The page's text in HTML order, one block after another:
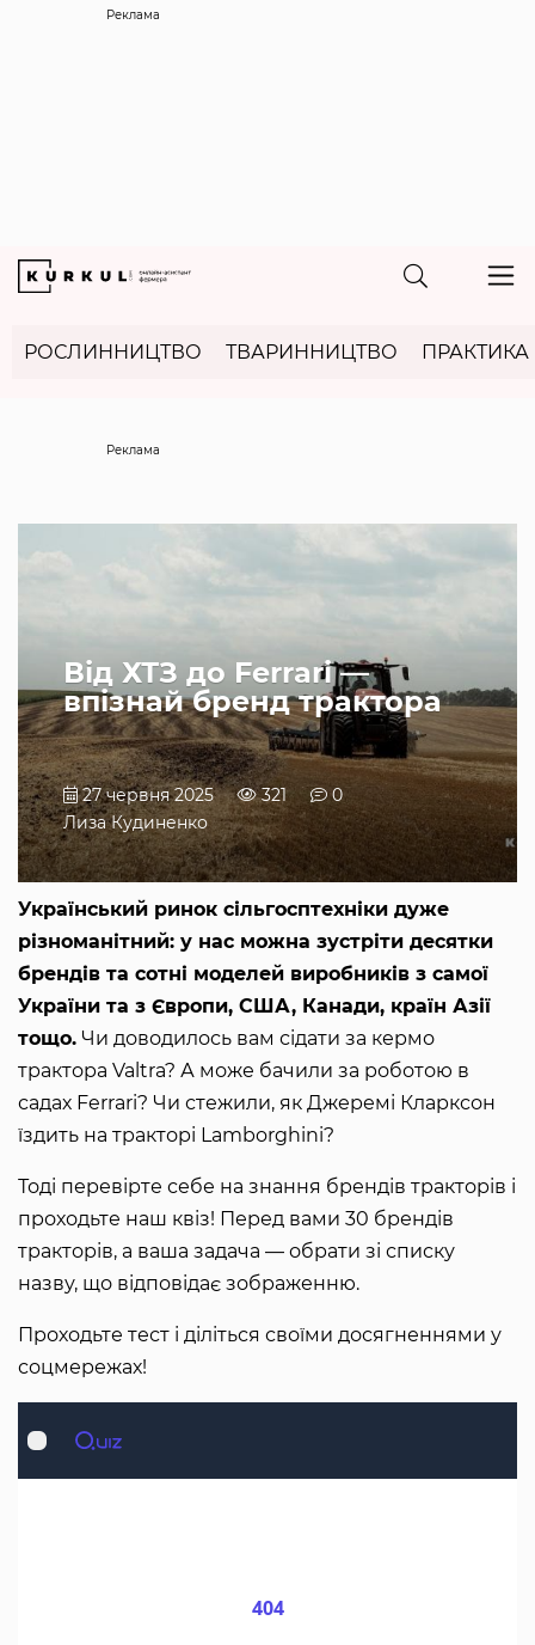
Реклама
РОСЛИННИЦТВО ТВАРИННИЦТВО ПРАКТИКА
Від ХТЗ до Ferrari —
впізнай бренд трактора
27 червня 2025 321
0
Лиза Кудиненко
Український ринок сільгосптехніки дуже
різноманітний: у нас можна зустріти десятки
брендів та сотні моделей виробників з самої
України та з Європи, США, Канади, країн Азії
тощо. Чи доводилось вам сідати за кермо
трактора Valtra? А може бачили за роботою в
садах Ferrari? Чи стежили, як Джеремі Кларксон
їздить на тракторі Lamborghini?
Тоді перевірте себе на знання брендів тракторів і
проходьте наш квіз! Перед вами 30 брендів
тракторів, а ваша задача — обрати зі списку
назву, що відповідає зображенню.
Проходьте тест і діліться своїми досягненнями у
соцмережах!
Реклама